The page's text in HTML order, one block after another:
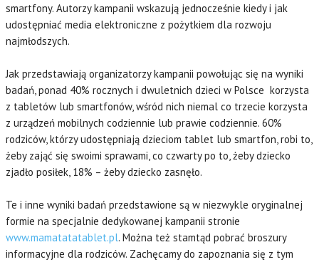
smartfony. Autorzy kampanii wskazują jednocześnie kiedy i jak
udostępniać media elektroniczne z pożytkiem dla rozwoju
najmłodszych.
Jak przedstawiają organizatorzy kampanii powołując się na wyniki
badań, ponad 40% rocznych i dwuletnich dzieci w Polsce korzysta
z tabletów lub smartfonów, wśród nich niemal co trzecie korzysta
z urządzeń mobilnych codziennie lub prawie codziennie. 60%
rodziców, którzy udostępniają dzieciom tablet lub smartfon, robi to,
żeby zająć się swoimi sprawami, co czwarty po to, żeby dziecko
zjadło posiłek, 18% – żeby dziecko zasnęło.
Te i inne wyniki badań przedstawione są w niezwykle oryginalnej
formie na specjalnie dedykowanej kampanii stronie
www.mamatatatablet.pl. Można też stamtąd pobrać broszury
informacyjne dla rodziców. Zachęcamy do zapoznania się z tym